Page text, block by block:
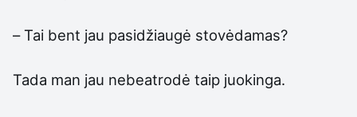
– Tai bent jau pasidžiaugė stovėdamas?
Tada man jau nebeatrodė taip juokinga.